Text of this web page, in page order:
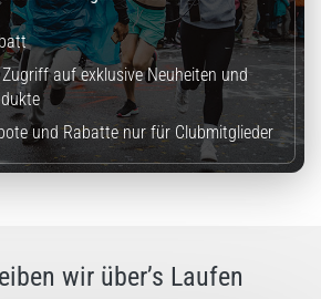
auf exklusive Neuheiten und
und Rabatte nur für Clubmitglieder
wir über’s Laufen